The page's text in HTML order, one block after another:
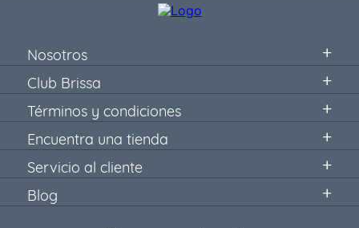
Nosotros
Club Brissa
Términos y condiciones
Encuentra una tienda
Servicio al cliente
Blog